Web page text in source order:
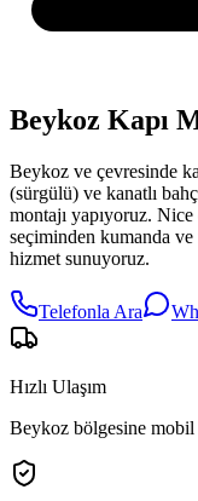
Beykoz Kapı
Beykoz ve çevresinde
(sürgülü) ve kanatlı
montajı yapıyoruz.
seçiminden kumanda
hizmet sunuyoruz.
Telefonla Ara
Hızlı Ulaşım
Beykoz bölgesine mobil